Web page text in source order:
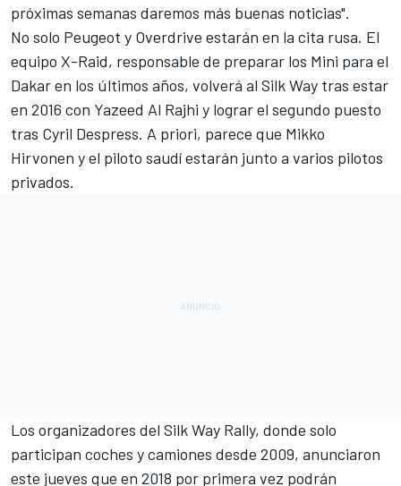
próximas semanas daremos más buenas noticias".
No solo Peugeot y Overdrive estarán en la cita rusa. El
equipo X-Raid, responsable de preparar los Mini para el
Dakar en los últimos años, volverá al Silk Way tras estar
en 2016 con Yazeed Al Rajhi y lograr el segundo puesto
tras Cyril Despress. A priori, parece que Mikko
Hirvonen y el piloto saudí estarán junto a varios pilotos
privados.
Los organizadores del Silk Way Rally, donde solo
participan coches y camiones desde 2009, anunciaron
este jueves que en 2018 por primera vez podrán